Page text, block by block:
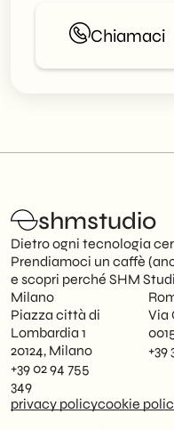
Chiamaci
shmstudio
Dietro ogni tecnologia
Prendiamoci un caffè
e scopri perché SHM
Milano
Piazza città di
Lombardia 1
20124, Milano
+39 02 94 755
349
Via
+39
privacy policycookie